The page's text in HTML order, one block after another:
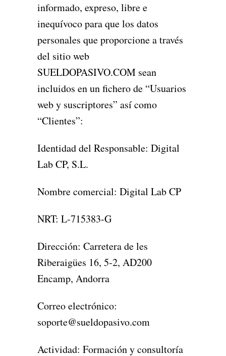
informado, expreso, libre e
inequívoco para que los datos
personales que proporcione a través
del sitio web
SUELDOPASIVO.COM sean
incluidos en un fichero de “Usuarios
web y suscriptores” así como
“Clientes”:
Identidad del Responsable: Digital
Lab CP, S.L.
Nombre comercial: Digital Lab CP
NRT: L-715383-G
Dirección: Carretera de les
Riberaigües 16, 5-2, AD200
Encamp, Andorra
Correo electrónico:
soporte@sueldopasivo.com
Actividad: Formación y consultoría